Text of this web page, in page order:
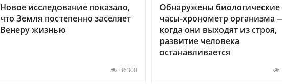
Новое исследование показало,
что Земля постепенно заселяет
Венеру жизнью
36300
Обнаружены биологические
часы-хронометр организма
когда они выходят из строя,
развитие человека
останавливается